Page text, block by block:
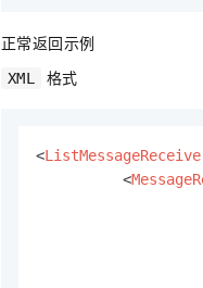
正常返回示例
XML 格式
<
<